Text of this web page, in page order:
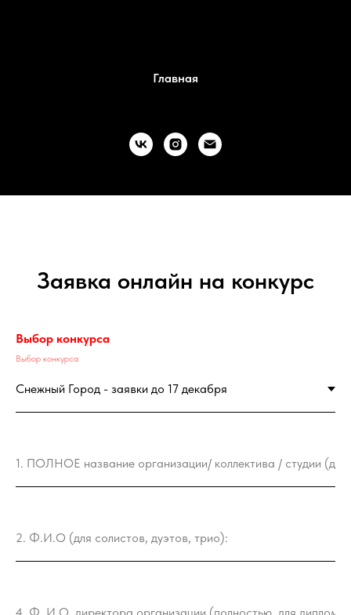
Главная
Заявка онлайн на конкурс
Выбор конкурcа
Выбор конкурcа